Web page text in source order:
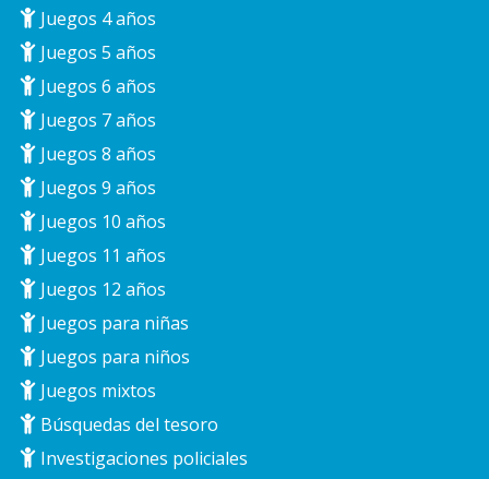
Juegos 4 años
Juegos 5 años
Juegos 6 años
Juegos 7 años
Juegos 8 años
Juegos 9 años
Juegos 10 años
Juegos 11 años
Juegos 12 años
Juegos para niñas
Juegos para niños
Juegos mixtos
Búsquedas del tesoro
Investigaciones policiales